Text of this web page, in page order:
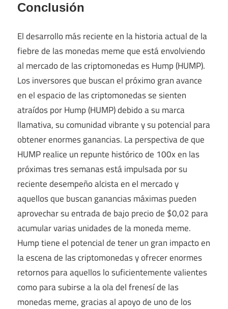
Conclusión
El desarrollo más reciente en la historia actual de la
fiebre de las monedas meme que está envolviendo
al mercado de las criptomonedas es Hump (HUMP).
Los inversores que buscan el próximo gran avance
en el espacio de las criptomonedas se sienten
atraídos por Hump (HUMP) debido a su marca
llamativa, su comunidad vibrante y su potencial para
obtener enormes ganancias. La perspectiva de que
HUMP realice un repunte histórico de 100x en las
próximas tres semanas está impulsada por su
reciente desempeño alcista en el mercado y
aquellos que buscan ganancias máximas pueden
aprovechar su entrada de bajo precio de $0,02 para
acumular varias unidades de la moneda meme.
Hump ​​tiene el potencial de tener un gran impacto en
la escena de las criptomonedas y ofrecer enormes
retornos para aquellos lo suficientemente valientes
como para subirse a la ola del frenesí de las
monedas meme, gracias al apoyo de uno de los